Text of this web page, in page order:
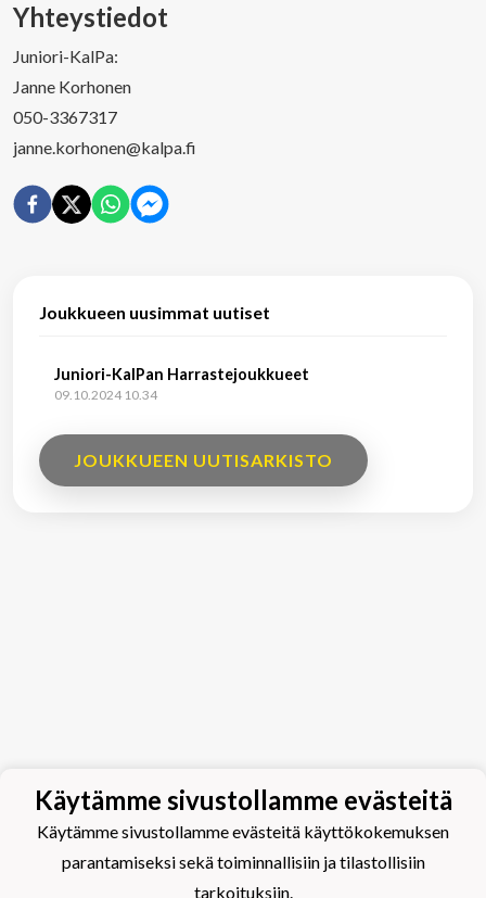
Yhteystiedot
Juniori-KalPa:
Janne Korhonen
050-3367317
janne.korhonen@kalpa.fi
Joukkueen uusimmat uutiset
Juniori-KalPan Harrastejoukkueet
09.10.2024 10.34
JOUKKUEEN UUTISARKISTO
Käytämme sivustollamme evästeitä
Käytämme sivustollamme evästeitä käyttökokemuksen
parantamiseksi sekä toiminnallisiin ja tilastollisiin
tarkoituksiin.